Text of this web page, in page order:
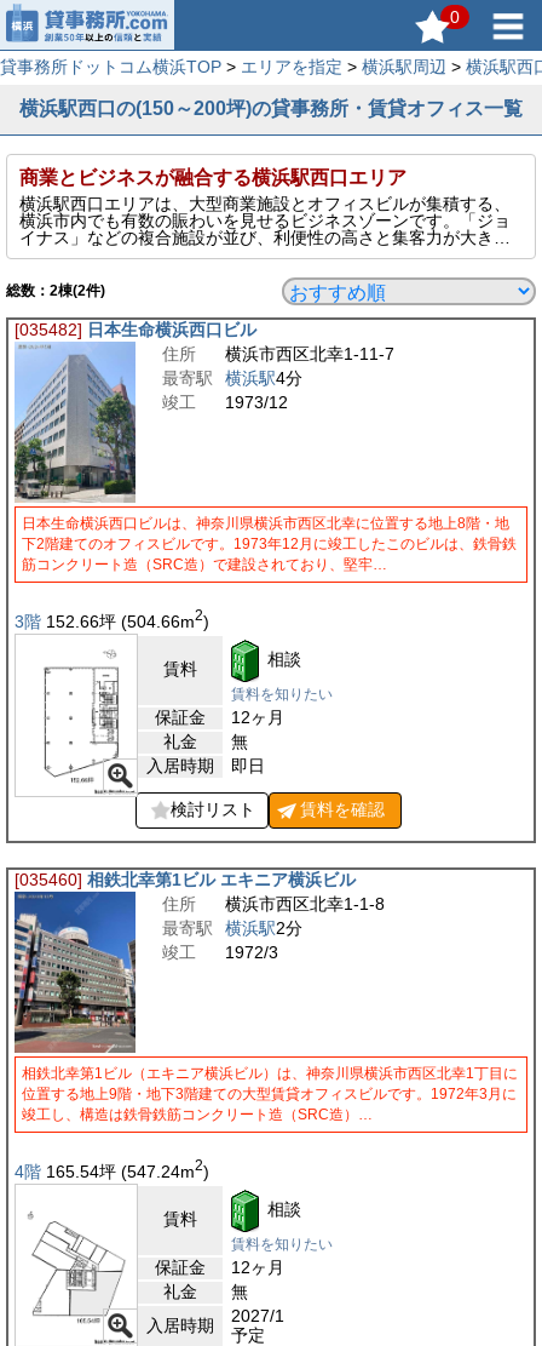
0
貸事務所ドットコム横浜TOP > エリアを指定 > 横浜駅周辺 > 横浜駅西
横浜駅西口の(150～200坪)の貸事務所・賃貸オフィス一覧
商業とビジネスが融合する横浜駅西口エリア
横浜駅西口エリアは、大型商業施設とオフィスビルが集積する、
横浜市内でも有数の賑わいを見せるビジネスゾーンです。「ジョ
イナス」などの複合施設が並び、利便性の高さと集客力が大きな
魅力。JR・相鉄・東急・横浜市営地下鉄など複数路線が利用可能
は中～大規模まで多様で、営業拠点・本社機能・店舗併設型事務
所など幅広い用途に対応可能。ビジネスの拠点として、利便性・
認知度ともに高い価値を持つエリアです。
このページでは、そんな横浜駅西口エリアの150～200坪の貸事務
所を表示しています。
総数： 2棟(2件)
[035482] 日本生命横浜西口ビル
住所
横浜市西区北幸1-11-7
最寄駅
横浜駅4分
竣工
1973/12
日本生命横浜西口ビルは、神奈川県横浜市西区北幸に位置する地上8階・地
下2階建てのオフィスビルです。1973年12月に竣工したこのビルは、鉄骨鉄
筋コンクリート造（SRC造）で建設されており、堅牢…
3階 152.66坪 (504.66m2)
賃料 相談
賃料を知りたい
保証金
12ヶ月
礼金
無
入居時期
即日
検討リスト 賃料を確認
[035460] 相鉄北幸第1ビル エキニア横浜ビル
住所
横浜市西区北幸1-1-8
最寄駅
横浜駅2分
竣工
1972/3
相鉄北幸第1ビル（エキニア横浜ビル）は、神奈川県横浜市西区北幸1丁目に
位置する地上9階・地下3階建ての大型賃貸オフィスビルです。1972年3月に
竣工し、構造は鉄骨鉄筋コンクリート造（SRC造）…
4階 165.54坪 (547.24m2)
賃料 相談
賃料を知りたい
保証金
12ヶ月
礼金
無
入居時期
2027/1
予定